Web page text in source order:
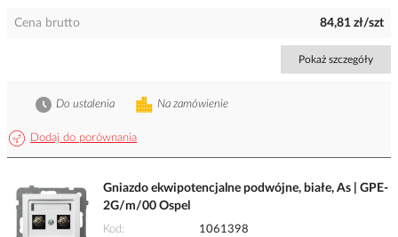
Cena brutto 84,81 zł/szt
Pokaż szczegóły
Dodaj do porównania
Na zamówienie
Do ustalenia
Gniazdo ekwipotencjalne podwójne, białe, As | GPE-
2G/m/00 Ospel
Kod
1061398